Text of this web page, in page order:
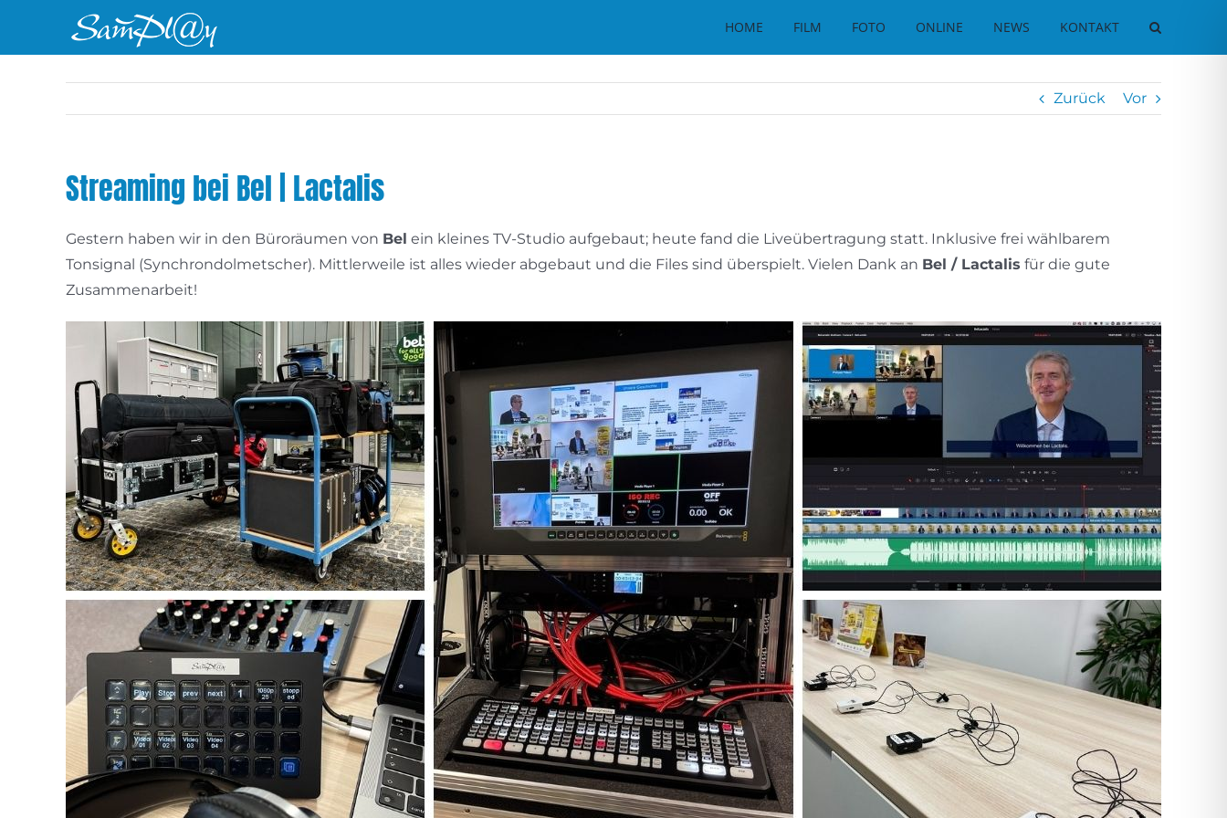
HOME FILM FOTO ONLINE NEWS KONTAKT
Zurück Vor
Streaming bei Bel | Lactalis
Gestern haben wir in den Büroräumen von Bel ein kleines TV-Studio aufgebaut; heute fand die Liveübertragung statt. Inklusive frei wählbarem
Tonsignal (Synchrondolmetscher). Mittlerweile ist alles wieder abgebaut und die Files sind überspielt. Vielen Dank an Bel / Lactalis für die gute
Zusammenarbeit!